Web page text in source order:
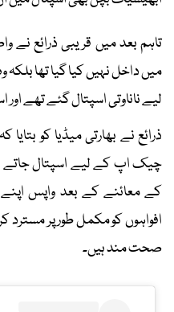
تاہم بعد میں قریبی ذرائع نے
میں داخل نہیں کیا گیا تھا
لیے ناناوتی اسپتال گئے تھے
ذرائع نے بھارتی میڈیا کو
چیک اپ کے لیے اسپتال جاتے
کے معائنے کے بعد واپس
افواہوں کو مکمل طور پر مسترد
صحت مند ہیں۔